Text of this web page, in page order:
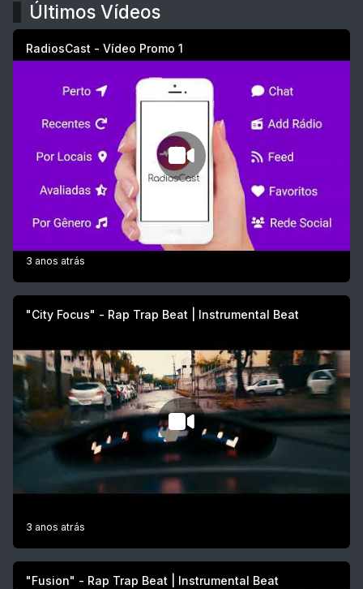
Últimos Vídeos
RadiosCast - Vídeo Promo 1
3 anos atrás
"City Focus" - Rap Trap Beat | Instrumental Beat
3 anos atrás
"Fusion" - Rap Trap Beat | Instrumental Beat